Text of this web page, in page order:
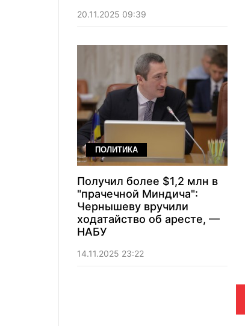
20.11.2025 09:39
ПОЛИТИКА
Получил более $1,2 млн в
"прачечной Миндича":
Чернышеву вручили
ходатайство об аресте, —
НАБУ
14.11.2025 23:22